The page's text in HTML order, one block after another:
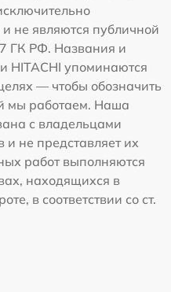
не являются публичной
ГК РФ. Названия и
HITACHI упоминаются
— чтобы обозначить
мы работаем. Наша
с владельцами
не представляет их
работ выполняются
находящихся в
в соответствии со ст.